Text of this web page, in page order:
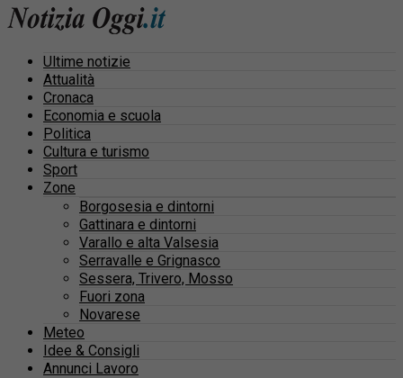
Ultime notizie
Attualità
Cronaca
Economia e scuola
Politica
Cultura e turismo
Sport
Zone
Borgosesia e dintorni
Gattinara e dintorni
Varallo e alta Valsesia
Serravalle e Grignasco
Sessera, Trivero, Mosso
Fuori zona
Novarese
Meteo
Idee & Consigli
Annunci Lavoro